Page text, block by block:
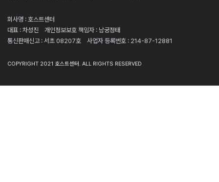
회사명 : 호스트센터
대표 : 차성진
개인정보보호 책임자 : 남궁정태
통신판매신고 : 서초 08207호
사업자 등록번호 : 214-87-12881
COPYRIGHT 2021 호스트센터. ALL RIGHTS RESERVED